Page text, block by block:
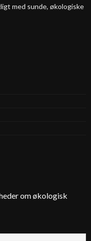
med sunde, økologiske
om økologisk